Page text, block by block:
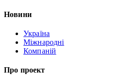
Новини
Україна
Міжнародні
Компаній
Про проект